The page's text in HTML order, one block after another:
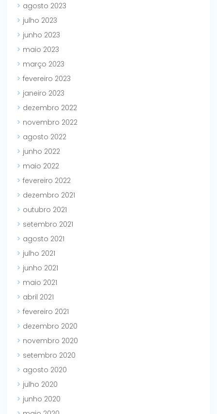
agosto 2023
julho 2023
junho 2023
maio 2023
março 2023
fevereiro 2023
janeiro 2023
dezembro 2022
novembro 2022
agosto 2022
junho 2022
maio 2022
fevereiro 2022
dezembro 2021
outubro 2021
setembro 2021
agosto 2021
julho 2021
junho 2021
maio 2021
abril 2021
fevereiro 2021
dezembro 2020
novembro 2020
setembro 2020
agosto 2020
julho 2020
junho 2020